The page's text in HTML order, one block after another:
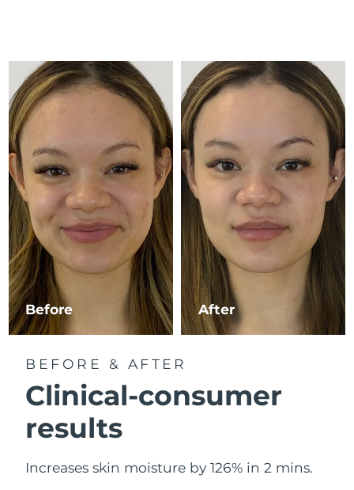
Before After
BEFORE & AFTER
Clinical-consumer
results
Increases skin moisture by 126% in 2 mins.
全部購買
FOREO APP
關於我們
日本 預計送達日期 8/15/26
澤西島 8/17/26
哈薩克 預計送達日期8/14/26
科威特 預計送達日期
拉脫維亞 預計送達日期8/12/26
黎巴嫩 預計送達日期 8/13/26
立陶宛 預計送達日期 8/12/26